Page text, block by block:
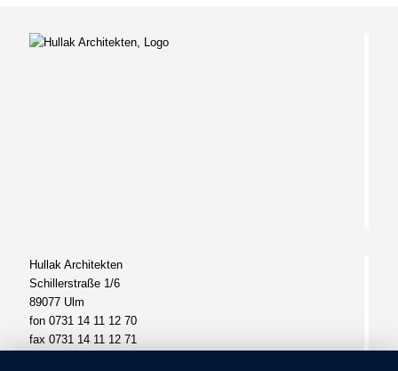
Hullak Architekten
Schillerstraße 1/6
89077 Ulm
fon 0731 14 11 12 70
fax 0731 14 11 12 71